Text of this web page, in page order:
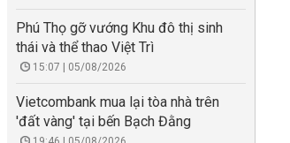
Phú Thọ gỡ vướng Khu đô thị sinh
thái và thể thao Việt Trì
15:07 | 05/08/2026
Vietcombank mua lại tòa nhà trên
'đất vàng' tại bến Bạch Đằng